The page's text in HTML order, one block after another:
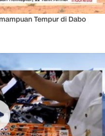
Tempur di Dabo